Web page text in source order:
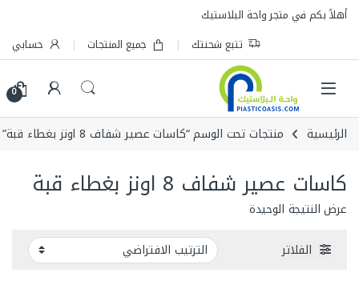
Skip to navigation
Skip to content
أهلاً بكم في متجر واحة البلاستيك
تتبع شحنتك
جميع المنتجات حسابي
0
الرئيسية منتجات تحت الوسم “كاسات عصير شفاف 8 اونز بغطاء قبة”
كاسات عصير شفاف 8 اونز بغطاء قبة
عرض النتيجة الوحيدة
الفلاتر